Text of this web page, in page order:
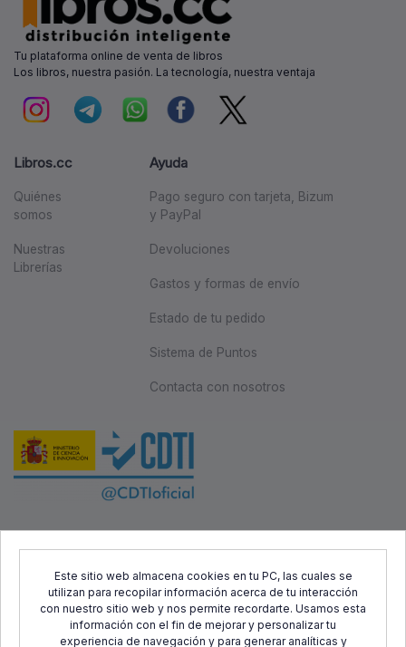
Este sitio web almacena cookies en tu PC, las cuales se
utilizan para recopilar información acerca de tu interacción
con nuestro sitio web y nos permite recordarte. Usamos esta
información con el fin de mejorar y personalizar tu
experiencia de navegación y para generar analíticas y
Tu plataforma online de venta de libros
Los libros, nuestra pasión. La tecnología, nuestra ventaja
Libros.cc
Quiénes
somos
Nuestras
Librerías
Ayuda
Pago seguro con tarjeta, Bizum
y PayPal
Devoluciones
Gastos y formas de envío
Estado de tu pedido
Sistema de Puntos
Contacta con nosotros
Desarrollo Regional (FEDER) y el Centro para el Desarrollo
Tecnológico Industrial (CDTI), con el objetivo de promover el
desarrollo tecnológico, la innovación y una investigación de